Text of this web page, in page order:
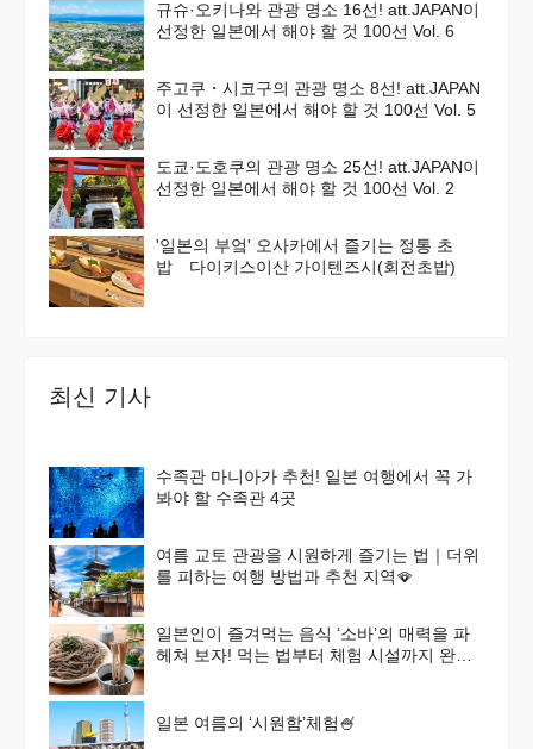
규슈·오키나와 관광 명소 16선! att.JAPAN이
선정한 일본에서 해야 할 것 100선 Vol. 6
주고쿠・시코구의 관광 명소 8선! att.JAPAN
이 선정한 일본에서 해야 할 것 100선 Vol. 5
도쿄·도호쿠의 관광 명소 25선! att.JAPAN이
선정한 일본에서 해야 할 것 100선 Vol. 2
'일본의 부엌' 오사카에서 즐기는 정통 초
밥 다이키스이산 가이텐즈시(회전초밥)
최신 기사
수족관 마니아가 추천! 일본 여행에서 꼭 가
봐야 할 수족관 4곳
여름 교토 관광을 시원하게 즐기는 법｜더위
를 피하는 여행 방법과 추천 지역🪭
일본인이 즐겨먹는 음식 ‘소바’의 매력을 파
헤쳐 보자! 먹는 법부터 체험 시설까지 완벽
일본 여름의 ‘시원함’체험🍧